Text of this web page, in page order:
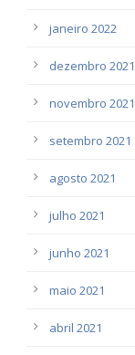
janeiro 2022
dezembro 2021
novembro 2021
setembro 2021
agosto 2021
julho 2021
junho 2021
maio 2021
abril 2021